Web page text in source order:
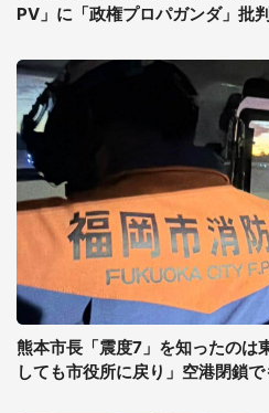
PV」に「政権プロパガンダ」批
熊本市長「震度7」を知ったのは
しても市役所に戻り」空港閉鎖